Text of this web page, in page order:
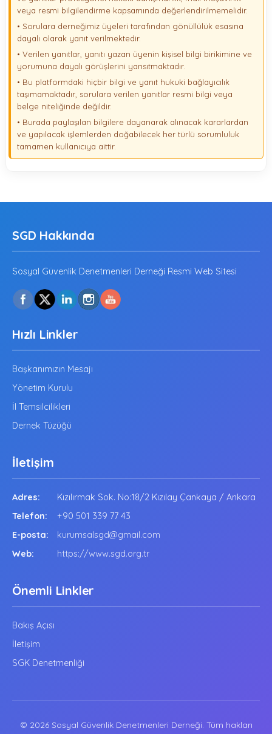
veya resmi bilgilendirme kapsamında değerlendirilmemelidir.
• Sorulara derneğimiz üyeleri tarafından gönüllülük esasına
dayalı olarak yanıt verilmektedir.
• Verilen yanıtlar, yanıtı yazan üyenin kişisel bilgi birikimine ve
yorumuna dayalı görüşlerini yansıtmaktadır.
• Bu platformdaki hiçbir bilgi ve yanıt hukuki bağlayıcılık
taşımamaktadır, sorulara verilen yanıtlar resmi bilgi veya
belge niteliğinde değildir.
• Burada paylaşılan bilgilere dayanarak alınacak kararlardan
ve yapılacak işlemlerden doğabilecek her türlü sorumluluk
tamamen kullanıcıya aittir.
SGD Hakkında
Sosyal Güvenlik Denetmenleri Derneği Resmi Web Sitesi
Hızlı Linkler
Başkanımızın Mesajı
Yönetim Kurulu
İl Temsilcilikleri
Dernek Tüzüğü
İletişim
Adres:
Kızılırmak Sok. No:18/2 Kızılay Çankaya / Ankara
Telefon:
+90 501 339 77 43
E-posta:
kurumsalsgd@gmail.com
Web:
https://www.sgd.org.tr
Önemli Linkler
Bakış Açısı
İletişim
SGK Denetmenliği
© 2026 Sosyal Güvenlik Denetmenleri Derneği. Tüm hakları